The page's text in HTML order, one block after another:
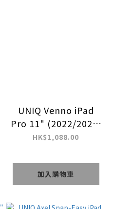
UNIQ Venno iPad
Pro 11" (2022/2021)
/ Air 10.9"
慧鍵盤對開式保護套
HK$1,088.00
加入購物車